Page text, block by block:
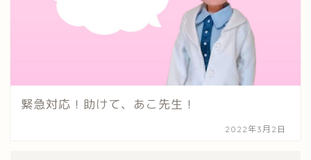
緊急対応！助けて、あこ先生！
2022年3月2日